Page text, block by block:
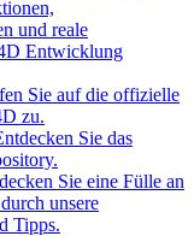
und reale
Entwicklung
Sie auf die offizielle
zu.
Sie das
Sie eine Fülle an
unsere
Tipps.